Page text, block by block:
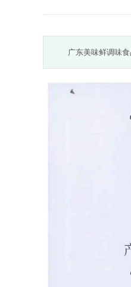
广东美味鲜调味